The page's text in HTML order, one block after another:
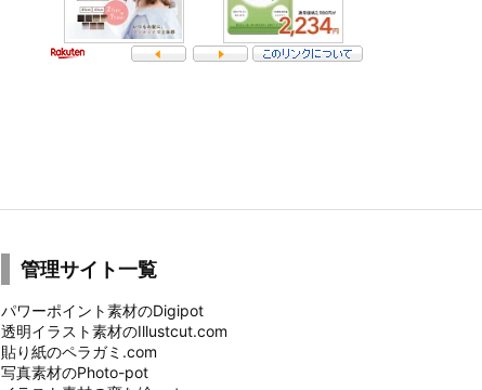
管理サイト一覧
パワーポイント素材のDigipot
透明イラスト素材のIllustcut.com
貼り紙のペラガミ.com
写真素材のPhoto-pot